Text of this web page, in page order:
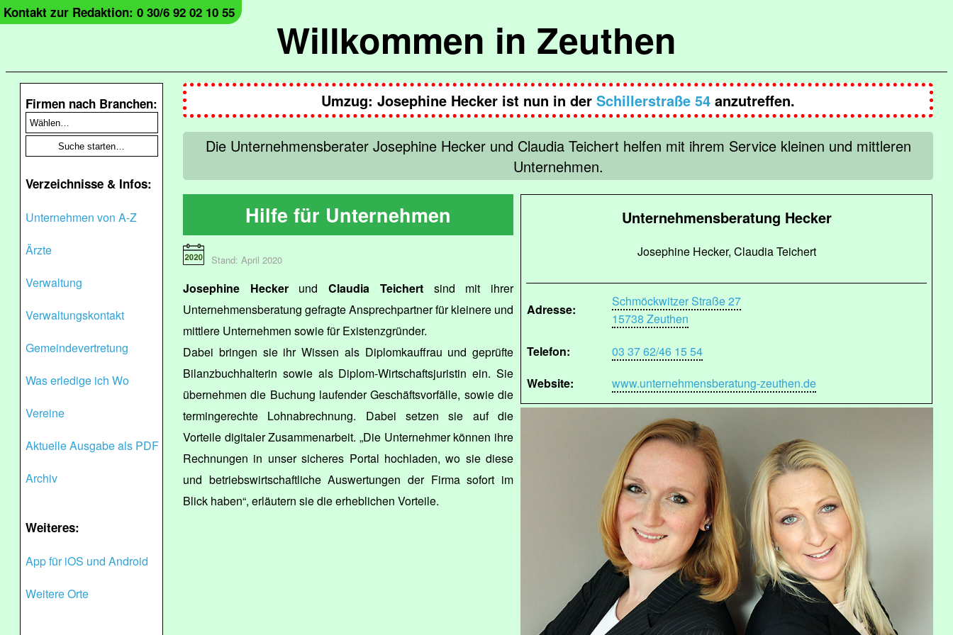
Willkommen in Zeuthen
Kontakt zur Redaktion: 0 30/6 92 02 10 55
Firmen nach Branchen:
Verzeichnisse & Infos:
Unternehmen von A-Z
Ärzte
Verwaltung
Verwaltungskontakt
Gemeindevertretung
Was erledige ich Wo
Vereine
Aktuelle Ausgabe als PDF
Archiv
Weiteres:
App für iOS und Android
Weitere Orte
Umzug: Josephine Hecker ist nun in der Schillerstraße 54 anzutreffen.
Die Unternehmensberater Josephine Hecker und Claudia Teichert helfen mit ihrem Service kleinen und mittleren
Unternehmen.
Unternehmensberatung Hecker
Josephine Hecker, Claudia Teichert
Adresse:
Schmöckwitzer Straße 27
15738 Zeuthen
Telefon:
03 37 62/46 15 54
Website:
www.unternehmensberatung-zeuthen.de
Hilfe für Unternehmen
Stand: April 2020
Josephine HeckerundClaudia Teichertsind mit ihrer
Unternehmensberatung gefragte Ansprechpartner für kleinere und
mittlere Unternehmen sowie für Existenzgründer.
Dabei bringen sie ihr Wissen als Diplomkauffrau und geprüfte
Bilanzbuchhalterin sowie als Diplom-Wirtschaftsjuristin ein. Sie
übernehmen die Buchung laufender Geschäftsvorfälle, sowie die
termingerechte Lohnabrechnung. Dabei setzen sie auf die
Vorteile digitaler Zusammenarbeit. „Die Unternehmer können ihre
Rechnungen in unser sicheres Portal hochladen, wo sie diese
und betriebswirtschaftliche Auswertungen der Firma sofort im
Blick haben“, erläutern sie die erheblichen Vorteile.